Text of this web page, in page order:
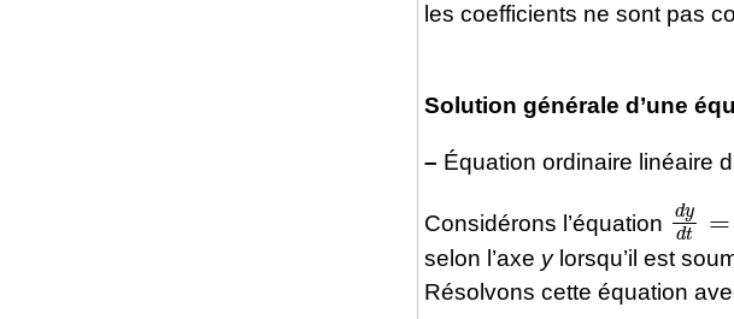
les coefficients ne sont pas
Solution générale d’une
– Équation ordinaire linéaire
Considérons l’équation
dy
selon l’axe ylorsqu’il est
Résolvons cette équation